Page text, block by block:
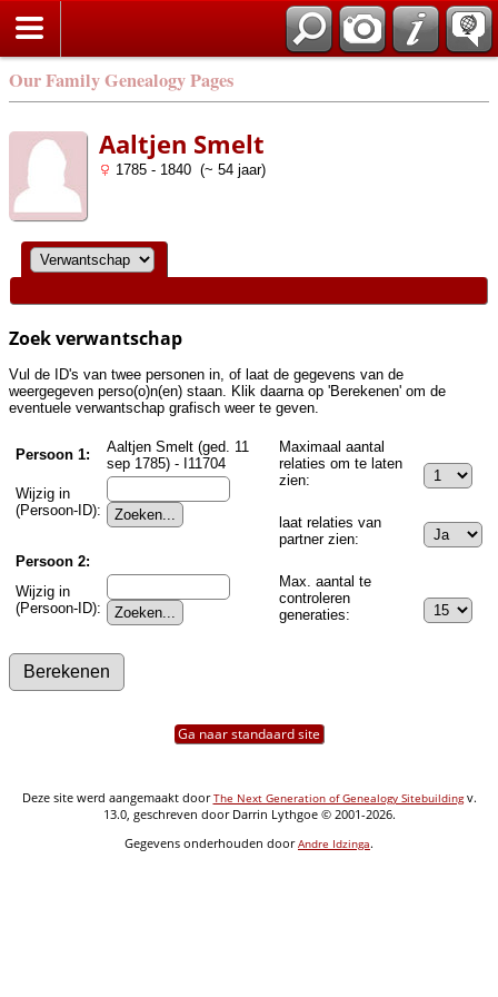
Our Family Genealogy Pages
Aaltjen Smelt
1785 - 1840 (~ 54 jaar)
Zoek verwantschap
Vul de ID's van twee personen in, of laat de gegevens van de
weergegeven perso(o)n(en) staan. Klik daarna op 'Berekenen' om de
eventuele verwantschap grafisch weer te geven.
Persoon 1:
Aaltjen Smelt (ged. 11
sep 1785) - I11704
Wijzig in
(Persoon-ID):
Persoon 2:
Wijzig in
(Persoon-ID):
Maximaal aantal
relaties om te laten
zien:
laat relaties van
partner zien:
Max. aantal te
controleren
generaties:
Ga naar standaard site
Deze site werd aangemaakt doorThe Next Generation of Genealogy Sitebuildingv.
13.0, geschreven door Darrin Lythgoe © 2001-2026.
Gegevens onderhouden doorAndre Idzinga.